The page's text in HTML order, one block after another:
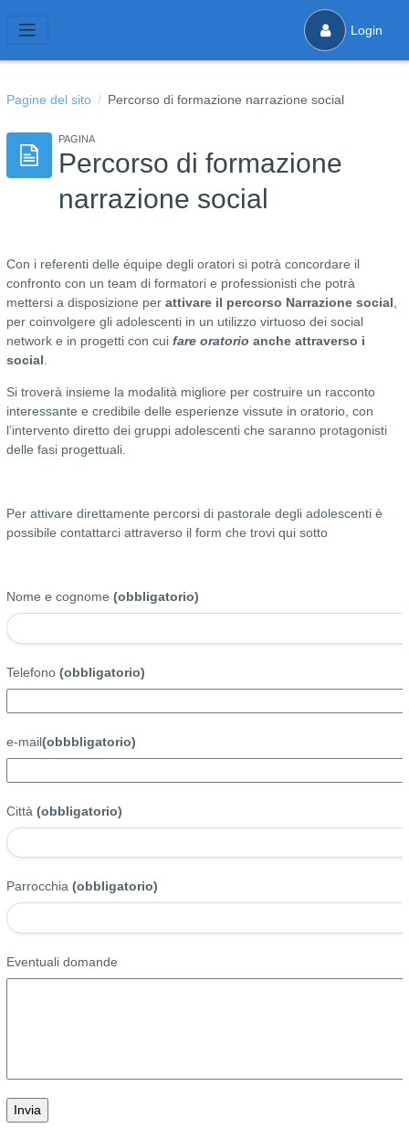
Login
Pagine del sito Percorso di formazione narrazione social
PAGINA
Percorso di formazione
narrazione social
Con i referenti delle équipe degli oratori si potrà concordare il
confronto con un team di formatori e professionisti che potrà
mettersi a disposizione per attivare il percorso Narrazione social,
per coinvolgere gli adolescenti in un utilizzo virtuoso dei social
network e in progetti con cui fare oratorio anche attraverso i
social.
Si troverà insieme la modalità migliore per costruire un racconto
interessante e credibile delle esperienze vissute in oratorio, con
l’intervento diretto dei gruppi adolescenti che saranno protagonisti
delle fasi progettuali.
Per attivare direttamente percorsi di pastorale degli adolescenti è
possibile contattarci attraverso il form che trovi qui sotto
Nome e cognome (obbligatorio)
Telefono (obbligatorio)
e-mail(obbbligatorio)
Città (obbligatorio)
Parrocchia (obbligatorio)
Eventuali domande